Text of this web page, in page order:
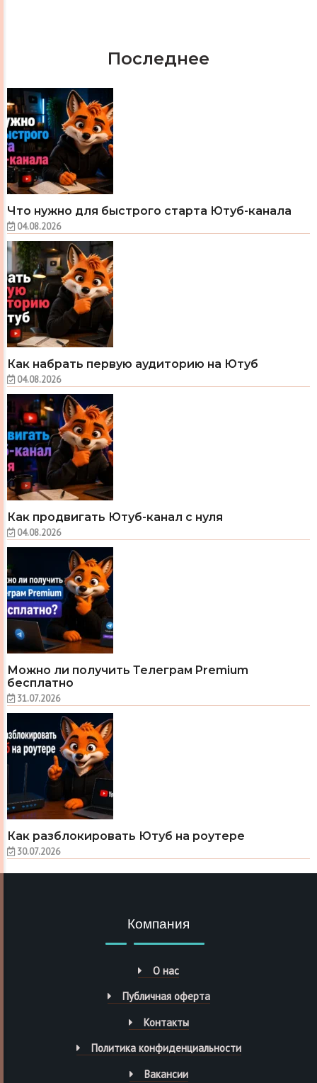
Последнее
Что нужно для быстрого старта Ютуб-канала
04.08.2026
Как набрать первую аудиторию на Ютуб
04.08.2026
Как продвигать Ютуб-канал с нуля
04.08.2026
Можно ли получить Телеграм Premium
бесплатно
31.07.2026
Как разблокировать Ютуб на роутере
30.07.2026
Компания
О нас
Публичная оферта
Контакты
Политика конфиденциальности
Вакансии